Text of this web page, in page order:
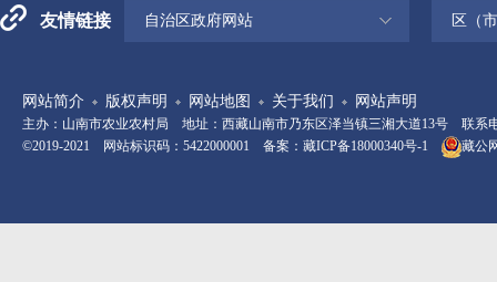
友情链接 自治区政府网站 区（
网站简介 版权声明 网站地图 关于我们 网站声明
主办：山南市农业农村局 地址：西藏山南市乃东区泽当镇三湘大道13号 联系电
©2019-2021 网站标识码：5422000001 备案： 藏ICP备18000340号-1 藏公